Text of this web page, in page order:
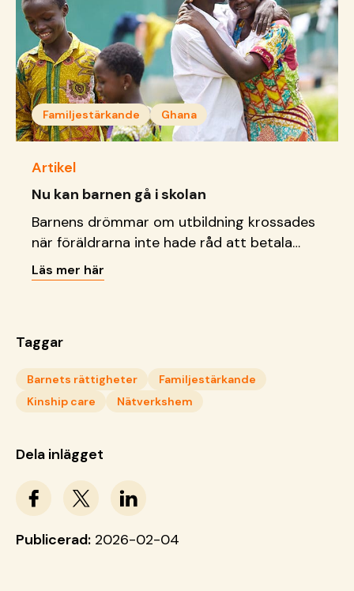
Familjestärkande Ghana
Artikel
Nu kan barnen gå i skolan
Barnens drömmar om utbildning krossades
när föräldrarna inte hade råd att betala
deras skolavgift.
Läs mer här
Taggar
Barnets rättigheter
Familjestärkande
Kinship care
Nätverkshem
Dela inlägget
Publicerad: 2026-02-04